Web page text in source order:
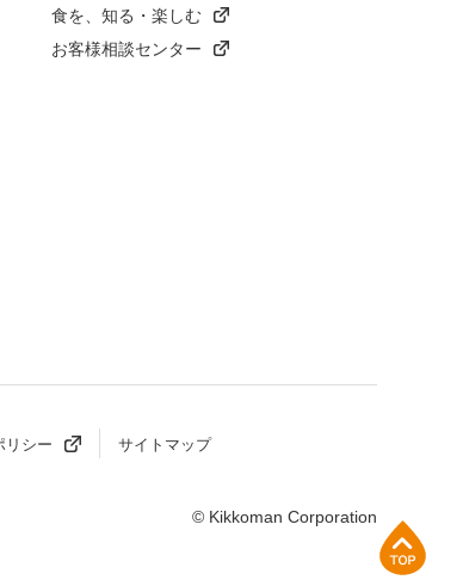
食を、知る・楽しむ
お客様相談センター
リシー サイトマップ
© Kikkoman Corporation